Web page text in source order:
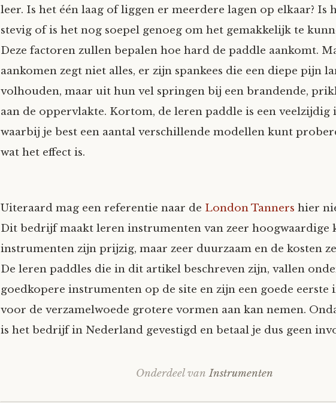
leer. Is het één laag of liggen er meerdere lagen op elkaar? Is
stevig of is het nog soepel genoeg om het gemakkelijk te
Deze factoren zullen bepalen hoe hard de paddle aankomt.
aankomen zegt niet alles, er zijn spankees die een diepe pijn
volhouden, maar uit hun vel springen bij een brandende,
aan de oppervlakte. Kortom, de leren paddle is een
waarbij je best een aantal verschillende modellen kunt
wat het effect is.
Uiteraard mag een referentie naar de London Tanners hier
Dit bedrijf maakt leren instrumenten van zeer hoogwaardige
instrumenten zijn prijzig, maar zeer duurzaam en de kosten
De leren paddles die in dit artikel beschreven zijn, vallen
goedkopere instrumenten op de site en zijn een goede eerste
voor de verzamelwoede grotere vormen aan kan nemen.
is het bedrijf in Nederland gevestigd en betaal je dus geen
Onderdeel vanInstrumenten